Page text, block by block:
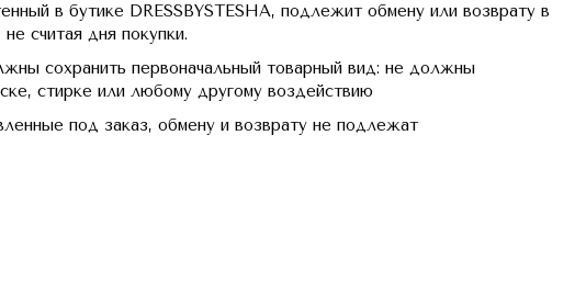
в бутике DRESSBYSTESHA, подлежит обмену или возврату в
считая дня покупки.
сохранить первоначальный товарный вид: не должны
стирке или любому другому воздействию
под заказ, обмену и возврату не подлежат